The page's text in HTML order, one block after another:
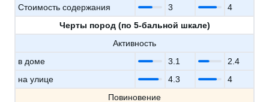
Стоимость содержания
3
4
Черты пород (по 5-бальной шкале)
Активность
в доме
3.1
2.4
на улице
4.3
4
Повиновение